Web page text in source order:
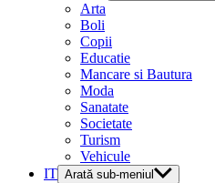
Arta
Boli
Copii
Educatie
Mancare si Bautura
Moda
Sanatate
Societate
Turism
Vehicule
IT Arată sub-meniul